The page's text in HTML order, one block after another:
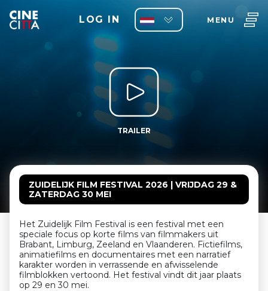
LOG IN MENU
TRAILER
ZUIDELIJK FILM FESTIVAL 2026 | VRIJDAG 29 &
ZATERDAG 30 MEI
Het Zuidelijk Film Festival is een festival met een
speciale focus op korte films van filmmakers uit
Brabant, Limburg, Zeeland en Vlaanderen. Fictiefilms,
animatiefilms en documentaires met een narratief
karakter worden in verrassende en afwisselende
filmblokken vertoond. Het festival vindt dit jaar plaats
op 29 en 30 mei.